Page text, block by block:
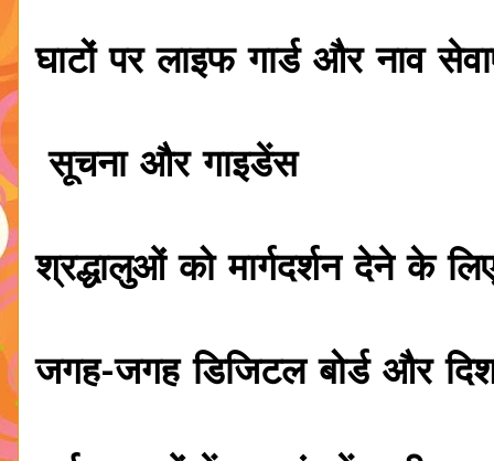
घाटों पर लाइफ गार्ड और नाव
सूचना और गाइडेंस
श्रद्धालुओं को मार्गदर्शन देने के
जगह-जगह डिजिटल बोर्ड और